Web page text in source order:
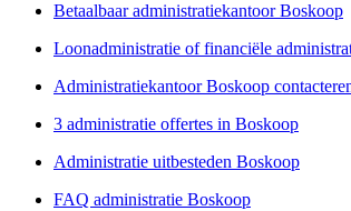
Betaalbaar administratiekantoor Boskoop
Loonadministratie of financiële
Administratiekantoor Boskoop
3 administratie offertes in Boskoop
Administratie uitbesteden Boskoop
FAQ administratie Boskoop